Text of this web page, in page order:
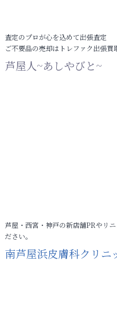
査定のプロが心を込めて出張査定
ご不要品の売却はトレファク出張買
芦屋人~あしやびと~
芦屋・西宮・神戸の新店舗PRやリ
ださい。
南芦屋浜皮膚科クリニ